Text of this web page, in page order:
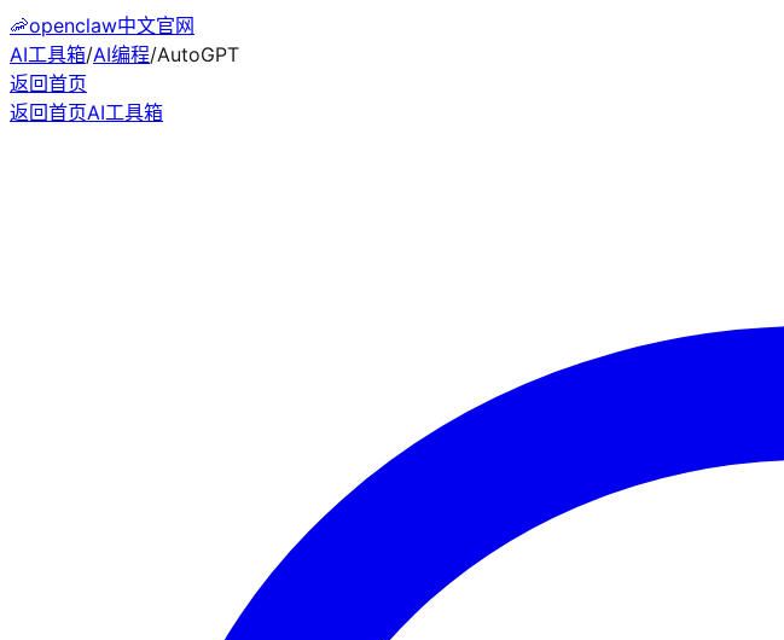
🦐openclaw中文官网
AI工具箱/AI编程/AutoGPT
返回首页
返回首页AI工具箱